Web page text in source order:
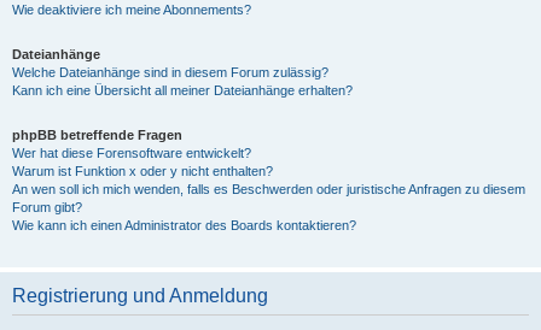
Wie deaktiviere ich meine Abonnements?
Dateianhänge
Welche Dateianhänge sind in diesem Forum zulässig?
Kann ich eine Übersicht all meiner Dateianhänge erhalten?
phpBB betreffende Fragen
Wer hat diese Forensoftware entwickelt?
Warum ist Funktion x oder y nicht enthalten?
An wen soll ich mich wenden, falls es Beschwerden oder juristische Anfragen zu diesem
Forum gibt?
Wie kann ich einen Administrator des Boards kontaktieren?
Registrierung und Anmeldung